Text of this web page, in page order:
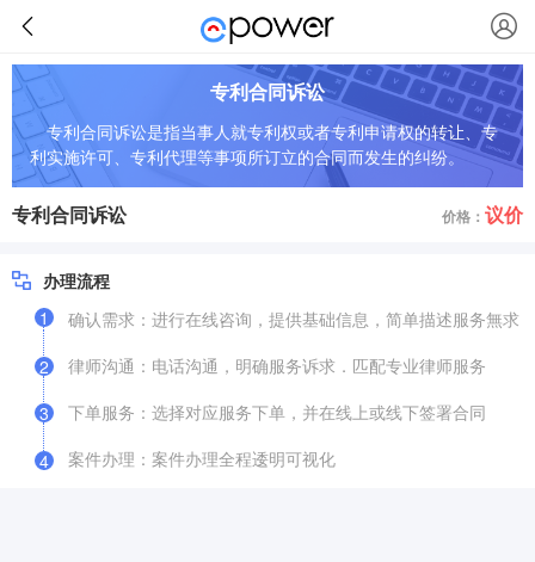
专利合同诉讼
专利合同诉讼是指当事人就专利权或者专利申请权的转让、专
利实施许可、专利代理等事项所订立的合同而发生的纠纷。
专利合同诉讼 价格： 议价
办理流程
1
确认需求：进行在线咨询，提供基础信息，简单描述服务無求
2
律师沟通：电话沟通，明确服务诉求．匹配专业律师服务
3
下单服务：选择对应服务下单，并在线上或线下签署合同
4 案件办理：案件办理全程逶明可视化